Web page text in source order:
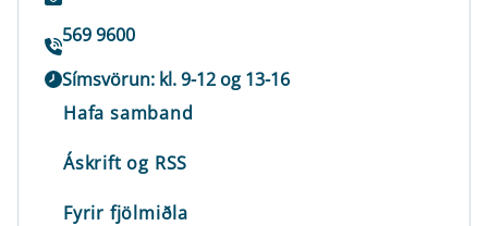
569 9600
Símsvörun: kl. 9-12 og 13-16
Hafa samband
Áskrift og RSS
Fyrir fjölmiðla